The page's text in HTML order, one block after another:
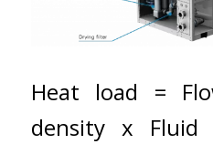
Heat load =
density x Fluid